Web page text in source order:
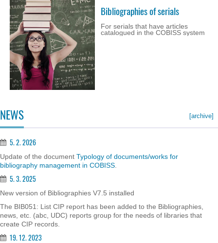
Bibliographies of serials
For serials that have articles
catalogued in the COBISS system
NEWS [archive]
5. 2. 2026
Update of the document Typology of documents/works for
bibliography management in COBISS
5. 3. 2025
New version of Bibliographies V7.5 installed
The BIB051: List CIP report has been added to the Bibliographies,
news, etc. (abc, UDC) reports group for the needs of libraries that
create CIP records.
19. 12. 2023